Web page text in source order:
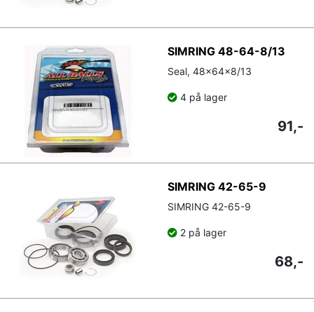
SIMRING 48-64-8/13
Seal, 48x64x8/13
4 på lager
91,-
SIMRING 42-65-9
SIMRING 42-65-9
2 på lager
68,-